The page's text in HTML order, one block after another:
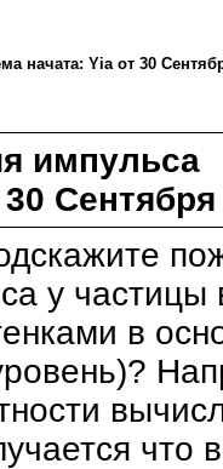
начата: Yia от 30
импульса
30
у
в
что